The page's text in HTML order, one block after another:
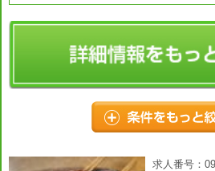
求人番号：